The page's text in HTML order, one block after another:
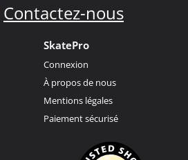
Contactez-nous
SkatePro
Connexion
À propos de nous
Mentions légales
Paiement sécurisé